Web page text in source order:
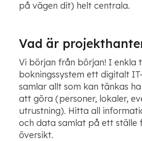
på vägen dit) helt centrala.
Vad är
Vi början från början! I enkla
bokningssystem ett digitalt
samlar allt som kan tänkas
att göra (personer, lokaler,
utrustning). Hitta all
och data samlat på ett ställe
översikt.